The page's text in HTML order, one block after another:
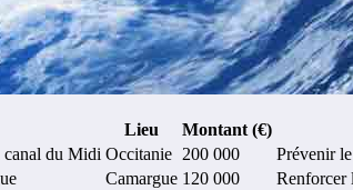
Lieu Montant (€)
canal du Midi Occitanie 200 000 Prévenir
Camargue 120 000 Renforcer